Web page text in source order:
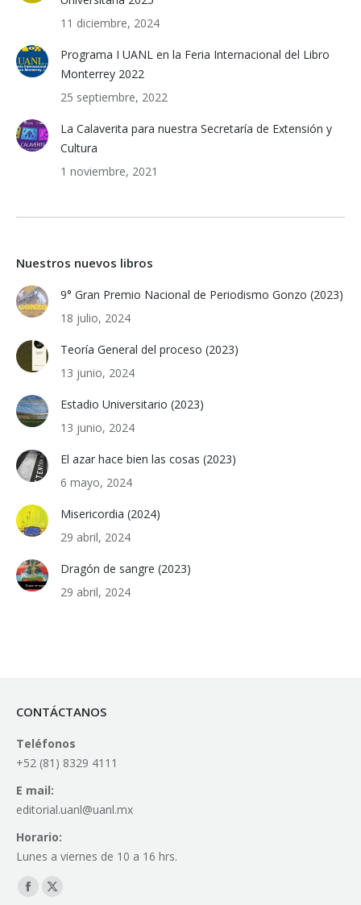
11 diciembre, 2024
Programa I UANL en la Feria Internacional del Libro
Monterrey 2022
25 septiembre, 2022
La Calaverita para nuestra Secretaría de Extensión y
Cultura
1 noviembre, 2021
Nuestros nuevos libros
9° Gran Premio Nacional de Periodismo Gonzo (2023)
18 julio, 2024
Teoría General del proceso (2023)
13 junio, 2024
Estadio Universitario (2023)
13 junio, 2024
El azar hace bien las cosas (2023)
6 mayo, 2024
Misericordia (2024)
29 abril, 2024
Dragón de sangre (2023)
29 abril, 2024
CONTÁCTANOS
Teléfonos
+52 (81) 8329 4111
E mail:
editorial.uanl@uanl.mx
Horario:
Lunes a viernes de 10 a 16 hrs.
Find us on:
Facebook
X